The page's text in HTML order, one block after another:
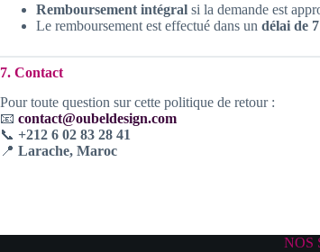
Remboursement intégral si la demande est
Le remboursement est effectué dans un délai de
7. Contact
Pour toute question sur cette politique de retour :
📧 contact@oubeldesign.com
📞 +212 6 02 83 28 41
📍 Larache, Maroc
NOS